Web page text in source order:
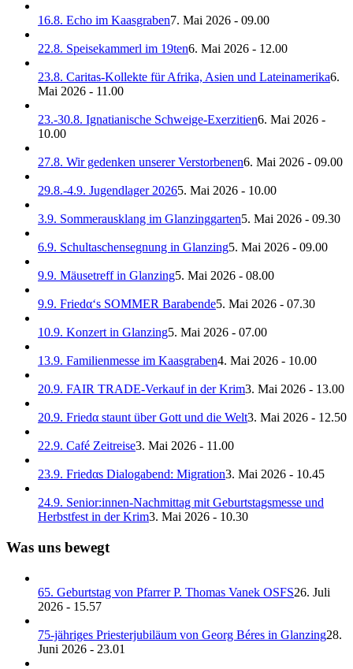
16.8. Echo im Kaasgraben7. Mai 2026 - 09.00
22.8. Speisekammerl im 19ten6. Mai 2026 - 12.00
23.8. Caritas-Kollekte für Afrika, Asien und Lateinamerika6.
Mai 2026 - 11.00
23.-30.8. Ignatianische Schweige-Exerzitien6. Mai 2026 -
10.00
27.8. Wir gedenken unserer Verstorbenen6. Mai 2026 - 09.00
29.8.-4.9. Jugendlager 20265. Mai 2026 - 10.00
3.9. Sommerausklang im Glanzinggarten5. Mai 2026 - 09.30
6.9. Schultaschensegnung in Glanzing5. Mai 2026 - 09.00
9.9. Mäusetreff in Glanzing5. Mai 2026 - 08.00
9.9. Friedα‘s SOMMER Barabende5. Mai 2026 - 07.30
10.9. Konzert in Glanzing5. Mai 2026 - 07.00
13.9. Familienmesse im Kaasgraben4. Mai 2026 - 10.00
20.9. FAIR TRADE-Verkauf in der Krim3. Mai 2026 - 13.00
20.9. Friedα staunt über Gott und die Welt3. Mai 2026 - 12.50
22.9. Café Zeitreise3. Mai 2026 - 11.00
23.9. Friedαs Dialogabend: Migration3. Mai 2026 - 10.45
24.9. Senior:innen-Nachmittag mit Geburtstagsmesse und
Herbstfest in der Krim3. Mai 2026 - 10.30
Was uns bewegt
65. Geburtstag von Pfarrer P. Thomas Vanek OSFS26. Juli
2026 - 15.57
75-jähriges Priesterjubiläum von Georg Béres in Glanzing28.
Juni 2026 - 23.01